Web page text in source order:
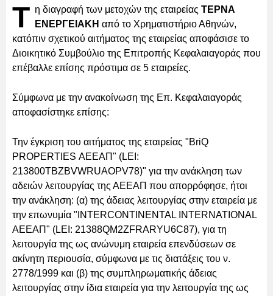
Τ η διαγραφή των μετοχών της εταιρείας ΤΕΡΝΑ
ΕΝΕΡΓΕΙΑΚΗ από το Χρηματιστήριο Αθηνών,
κατόπιν σχετικού αιτήματος της εταιρείας αποφάσισε το
Διοικητικό Συμβούλιο της Επιτροπής Κεφαλαιαγοράς που
επέβαλλε επίσης πρόστιμα σε 5 εταιρείες.
Σύμφωνα με την ανακοίνωση της Επ. Κεφαλαιαγοράς
αποφασίστηκε επίσης:
Την έγκριση του αιτήματος της εταιρείας "BriQ
PROPERTIES ΑΕΕΑΠ" (LEI:
213800TBZBVWRUAOPV78)" για την ανάκληση των
αδειών λειτουργίας της ΑΕΕΑΠ που απορρόφησε, ήτοι
την ανάκληση: (α) της άδειας λειτουργίας στην εταιρεία με
την επωνυμία "INTERCONTINENTAL INTERNATIONAL
ΑΕΕΑΠ" (LEI: 21388QM2ZFRARYU6C87), για τη
λειτουργία της ως ανώνυμη εταιρεία επενδύσεων σε
ακίνητη περιουσία, σύμφωνα με τις διατάξεις του ν.
2778/1999 και (β) της συμπληρωματικής άδειας
λειτουργίας στην ίδια εταιρεία για την λειτουργία της ως